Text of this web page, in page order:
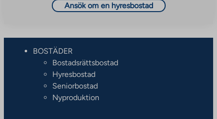
Ansök om en hyresbostad
BOSTÄDER
Bostadsrättsbostad
Hyresbostad
Seniorbostad
Nyproduktion